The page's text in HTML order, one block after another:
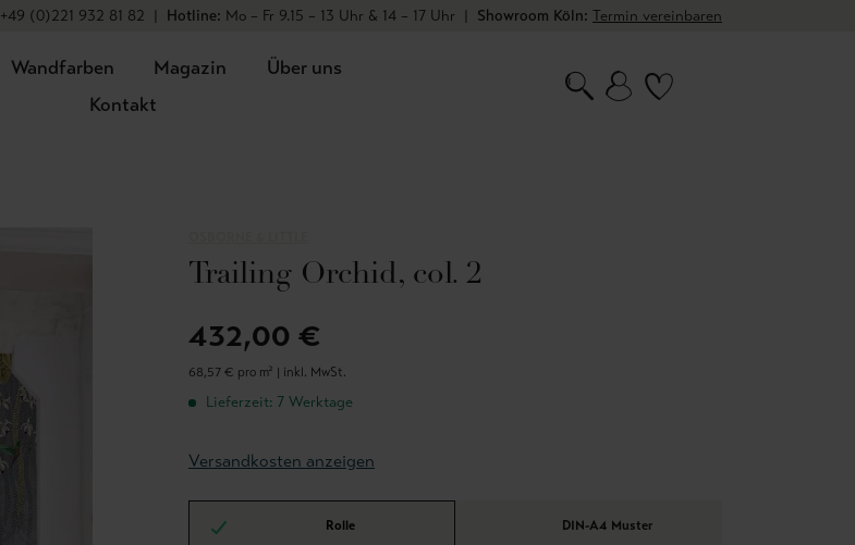
+49 (0)221 932 81 82 | Hotline: Mo – Fr 9.15 – 13 Uhr & 14 – 17 Uhr | Showroom Köln: Termin vereinbaren
Wandfarben Magazin
Über uns
Kontakt
Trailing Orchid, col. 2
432,00 €
68,57 € pro m² | inkl. MwSt.
Lieferzeit: 7 Werktage
Versandkosten anzeigen
Rolle DIN-A4 Muster